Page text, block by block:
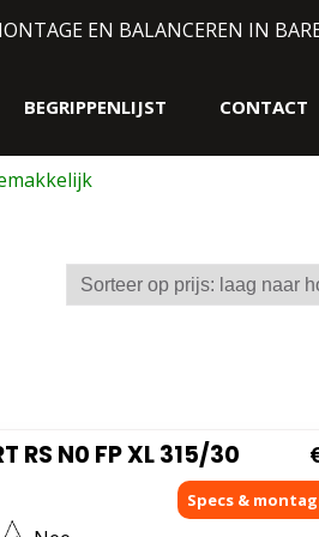
EN BALANCEREN IN
BEGRIPPENLIJST CONTACT
RS N0 FP XL 315/30